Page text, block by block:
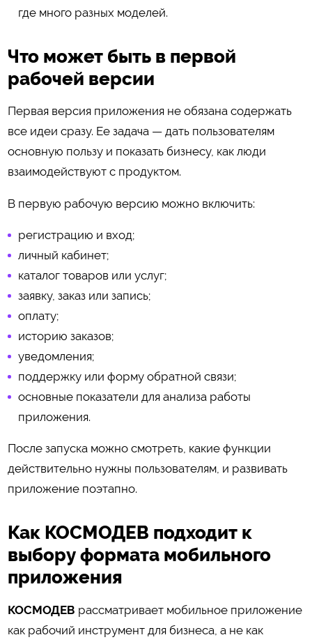
где много разных моделей.
Что может быть в первой
рабочей версии
Первая версия приложения не обязана содержать
все идеи сразу. Ее задача — дать пользователям
основную пользу и показать бизнесу, как люди
взаимодействуют с продуктом.
В первую рабочую версию можно включить:
регистрацию и вход;
личный кабинет;
каталог товаров или услуг;
заявку, заказ или запись;
оплату;
историю заказов;
уведомления;
поддержку или форму обратной связи;
основные показатели для анализа работы
приложения.
После запуска можно смотреть, какие функции
действительно нужны пользователям, и развивать
приложение поэтапно.
Как КОСМОДЕВ подходит к
выбору формата мобильного
приложения
КОСМОДЕВ рассматривает мобильное приложение
как рабочий инструмент для бизнеса, а не как